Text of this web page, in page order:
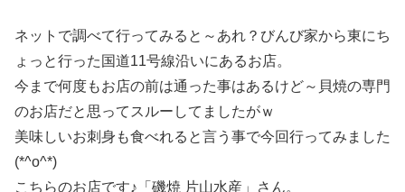
ネットで調べて行ってみると～あれ？びんび家から東にち
ょっと行った国道11号線沿いにあるお店。
今まで何度もお店の前は通った事はあるけど～貝焼の専門
のお店だと思ってスルーしてましたがｗ
美味しいお刺身も食べれると言う事で今回行ってみました
(*^o^*)
こちらのお店です♪「磯焼 片山水産」さん。